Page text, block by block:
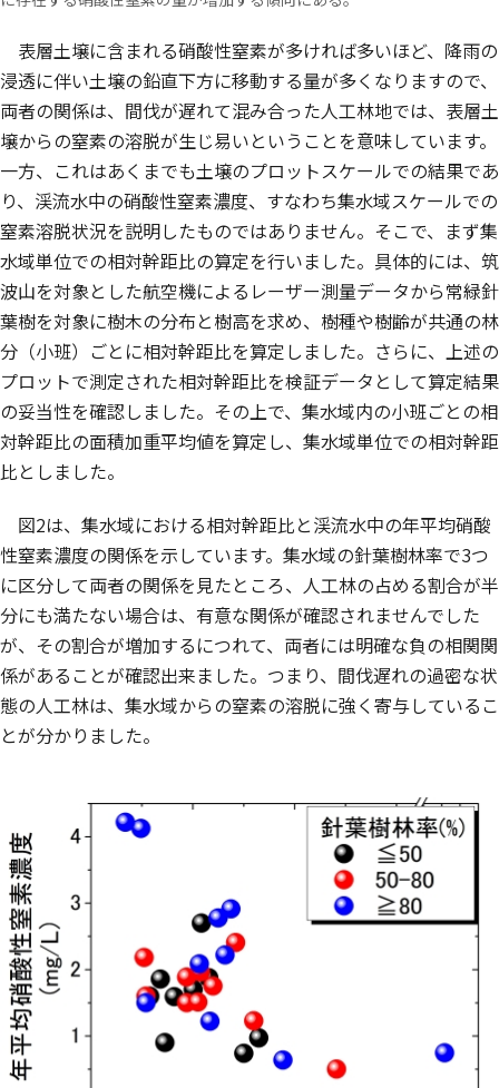
表層土壌に含まれる硝酸性窒素が多ければ多いほど、降雨の
浸透に伴い土壌の鉛直下方に移動する量が多くなりますので、
両者の関係は、間伐が遅れて混み合った人工林地では、表層土
壌からの窒素の溶脱が生じ易いということを意味しています。
一方、これはあくまでも土壌のプロットスケールでの結果であ
り、渓流水中の硝酸性窒素濃度、すなわち集水域スケールでの
窒素溶脱状況を説明したものではありません。そこで、まず集
水域単位での相対幹距比の算定を行いました。具体的には、筑
波山を対象とした航空機によるレーザー測量データから常緑針
葉樹を対象に樹木の分布と樹高を求め、樹種や樹齢が共通の林
分（小班）ごとに相対幹距比を算定しました。さらに、上述の
プロットで測定された相対幹距比を検証データとして算定結果
の妥当性を確認しました。その上で、集水域内の小班ごとの相
対幹距比の面積加重平均値を算定し、集水域単位での相対幹距
比としました。
図2は、集水域における相対幹距比と渓流水中の年平均硝酸
性窒素濃度の関係を示しています。集水域の針葉樹林率で3つ
に区分して両者の関係を見たところ、人工林の占める割合が半
分にも満たない場合は、有意な関係が確認されませんでした
が、その割合が増加するにつれて、両者には明確な負の相関関
係があることが確認出来ました。つまり、間伐遅れの過密な状
態の人工林は、集水域からの窒素の溶脱に強く寄与しているこ
とが分かりました。